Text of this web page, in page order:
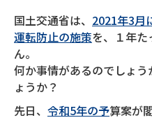
国土交通省は、 2021年3月
運転防止の施策を、１年た
ん。
何か事情があるのでしょ
ょうか？
先日、 令和5年の予算案が